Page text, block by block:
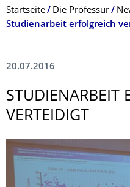
Breadcrumb-Menü
Startseite Die Professur
Studienarbeit erfolgreich
20.07.2016
STUDIENARBEIT
VERTEIDIGT